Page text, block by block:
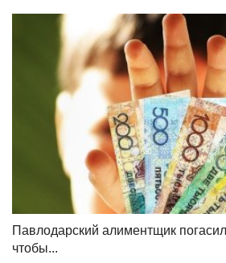
Павлодарский алиментщик
чтобы...